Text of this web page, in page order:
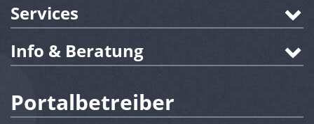
Services
Info & Beratung
Portalbetreiber